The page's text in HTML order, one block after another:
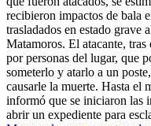
recibieron impactos de bala
trasladados en estado
Matamoros. El atacante,
por personas del lugar, que
someterlo y atarlo a un
causarle la muerte. Hasta el
informó que se iniciaron las
abrir un expediente para